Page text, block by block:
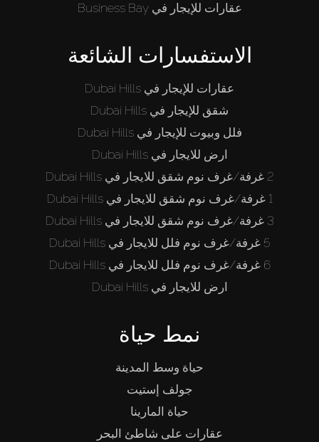
عقارات للإيجار في Business Bay
الاستفسارات الشائعة
عقارات للإيجار في Dubai Hills
شقق للإيجار في Dubai Hills
فلل وبيوت للإيجار في Dubai Hills
ارض للايجار في Dubai Hills
2 غرفة/غرف نوم شقق للايجار في Dubai Hills
1 غرفة/غرف نوم شقق للايجار في Dubai Hills
3 غرفة/غرف نوم شقق للايجار في Dubai Hills
5 غرفة/غرف نوم فلل للايجار في Dubai Hills
6 غرفة/غرف نوم فلل للايجار في Dubai Hills
ارض للايجار في Dubai Hills
نمط حياة
حياة وسط المدينة
جولف إستيت
حياة المارينا
عقارات على شاطئ البحر